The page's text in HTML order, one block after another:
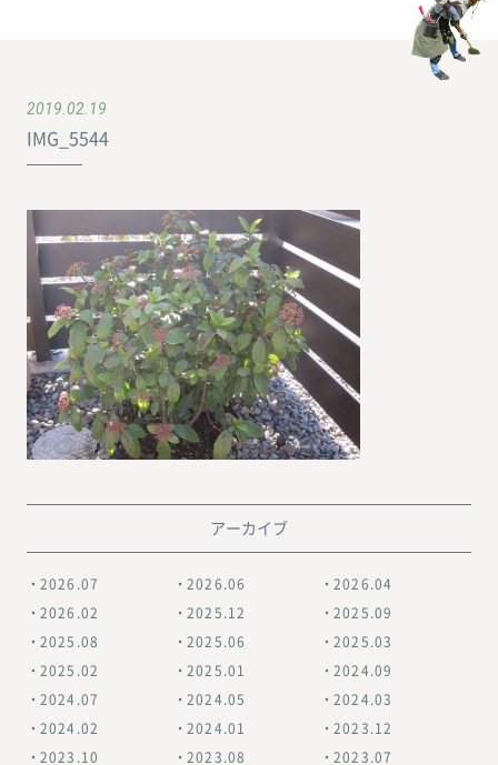
2019.02.19
IMG_5544
アーカイブ
2026.07 2026.06 2026.04
2026.02 2025.12 2025.09
2025.08 2025.06 2025.03
2025.02 2025.01 2024.09
2024.07 2024.05 2024.03
2024.02 2024.01 2023.12
2023.10 2023.08 2023.07